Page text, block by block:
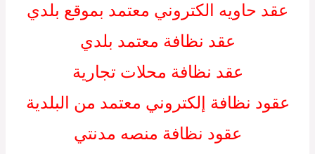
عقد حاويه الكتروني معتمد بموقع بلدي
عقد نظافة معتمد بلدي
عقد نظافة محلات تجارية
عقود نظافة إلكتروني معتمد من البلدية
عقود نظافة منصه مدنتي